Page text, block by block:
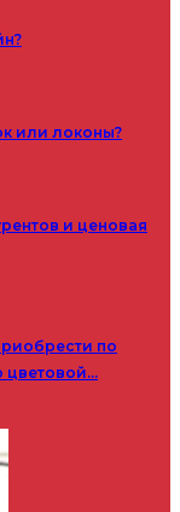
или локоны?
и ценовая
по
цветовой…